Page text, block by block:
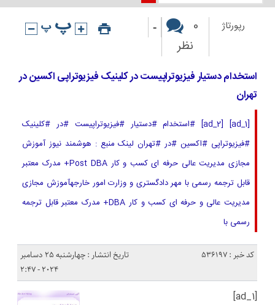
رپورتاژ
0
نظر
-
استخدام دستیار فیزیوتراپیست در کلینیک فیزیوتراپی اکسین در
تهران
[ad_1] [ad_2] #استخدام #دستیار #فیزیوتراپیست #در #کلینیک
#فیزیوتراپی #اکسین #در #تهران لینک منبع : هوشمند نیوز آموزش
مجازی مدیریت عالی حرفه ای کسب و کار Post DBA+ مدرک معتبر
قابل ترجمه رسمی با مهر دادگستری و وزارت امور خارجهآموزش مجازی
مدیریت عالی و حرفه ای کسب و کار DBA+ مدرک معتبر قابل ترجمه
رسمی با
کد خبر : 536197
تاریخ انتشار : چهارشنبه 25 دسامبر
2024 - 2:47
[ad_1]